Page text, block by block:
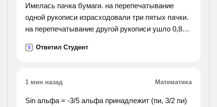
Имелась пачка бумаги. на перепечатывание
одной рукописи израсходовали три пятых пачки.
на перепечатывание другой рукописи ушло 0,8
если после перепечатывания этих 2 рукописей в
S Ответил Студент
1 мин назад Математика
Sin альфа = -3/5 альфа принадлежит (пи, 3/2 пи)